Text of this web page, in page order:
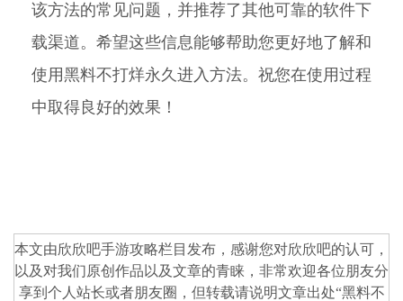
该方法的常见问题，并推荐了其他可靠的软件下
载渠道。希望这些信息能够帮助您更好地了解和
使用黑料不打烊永久进入方法。祝您在使用过程
中取得良好的效果！
本文由欣欣吧手游攻略栏目发布，感谢您对欣欣吧的认可，
以及对我们原创作品以及文章的青睐，非常欢迎各位朋友分
享到个人站长或者朋友圈，但转载请说明文章出处“黑料不